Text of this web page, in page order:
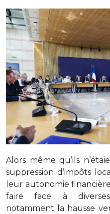
Alors même qu’ils
suppression d’impôts
leur autonomie
faire face à diverses
notamment la hausse